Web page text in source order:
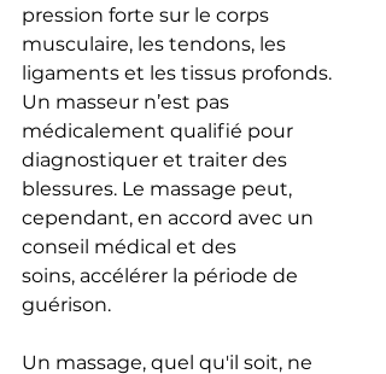
pression forte sur le corps
musculaire, les tendons, les
ligaments et les tissus profonds.
Un masseur n’est pas
médicalement qualifié pour
diagnostiquer et traiter des
blessures. Le massage peut,
cependant, en accord avec un
conseil médical et des
soins, accélérer la période de
guérison.
Un massage, quel qu'il soit, ne